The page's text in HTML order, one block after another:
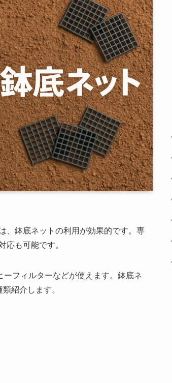
、鉢底ネットの利用が効果的です。専
応も可能です。
フィルターなどが使えます。鉢底ネ
紹介します。